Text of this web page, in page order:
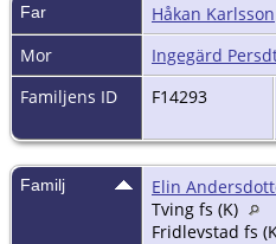
Far
Håkan Karlsson
Mor
Ingegärd
Familjens ID
F14293
Familj Elin
Tving fs (K)
Fridlevstad fs